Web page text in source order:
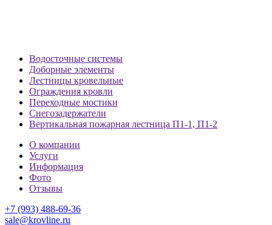
Водосточные системы
Доборные элементы
Лестницы кровельные
Ограждения кровли
Переходные мостики
Снегозадержатели
Вертикальная пожарная лестница П1-1, П1-2
О компании
Услуги
Информация
Фото
Отзывы
+7 (993) 488-69-36
sale@krovline.ru